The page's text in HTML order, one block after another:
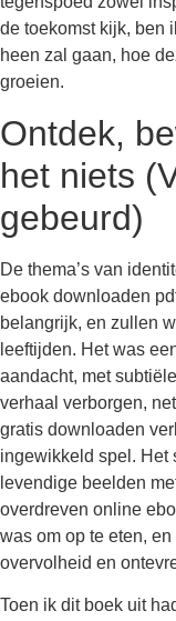
de toekomst kijk, ben
heen zal gaan, hoe
groeien.
Ontdek,
het niets
gebeurd)
De thema’s van
ebook downloaden
belangrijk, en zullen
leeftijden. Het was
aandacht, met
verhaal verborgen,
gratis downloaden
ingewikkeld spel. Het
levendige beelden
overdreven online
was om op te eten,
overvolheid en
Toen ik dit boek uit